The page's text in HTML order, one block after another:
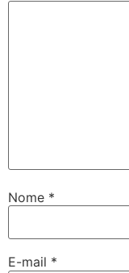
Nome *
E-mail *